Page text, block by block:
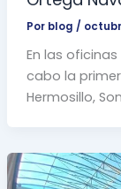
Por blog /
En las oficinas
cabo la
Hermosillo,